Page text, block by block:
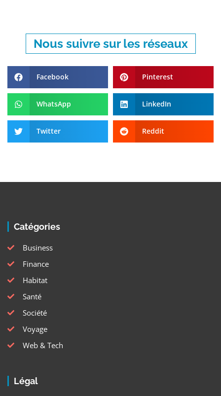
Nous suivre sur les réseaux
Facebook Pinterest
WhatsApp LinkedIn
Twitter Reddit
Catégories
Business
Finance
Habitat
Santé
Société
Voyage
Web & Tech
Légal